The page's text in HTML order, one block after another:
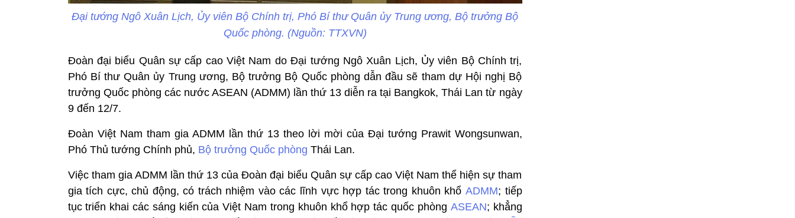
Đại tướng Ngô Xuân Lịch, Ủy viên Bộ Chính trị, Phó Bí thư Quân ủy Trung ương, Bộ trưởng Bộ
Quốc phòng. (Nguồn: TTXVN)
Đoàn đại biểu Quân sự cấp cao Việt Nam do Đại tướng Ngô Xuân Lịch, Ủy viên Bộ Chính trị,
Phó Bí thư Quân ủy Trung ương, Bộ trưởng Bộ Quốc phòng dẫn đầu sẽ tham dự Hội nghị Bộ
trưởng Quốc phòng các nước ASEAN (ADMM) lần thứ 13 diễn ra tại Bangkok, Thái Lan từ ngày
9 đến 12/7.
Đoàn Việt Nam tham gia ADMM lần thứ 13 theo lời mời của Đại tướng Prawit Wongsunwan,
Phó Thủ tướng Chính phủ, Bộ trưởng Quốc phòng Thái Lan.
Việc tham gia ADMM lần thứ 13 của Đoàn đại biểu Quân sự cấp cao Việt Nam thể hiện sự tham
gia tích cực, chủ động, có trách nhiệm vào các lĩnh vực hợp tác trong khuôn khổ ADMM; tiếp
tục triển khai các sáng kiến của Việt Nam trong khuôn khổ hợp tác quốc phòng ASEAN; khẳng